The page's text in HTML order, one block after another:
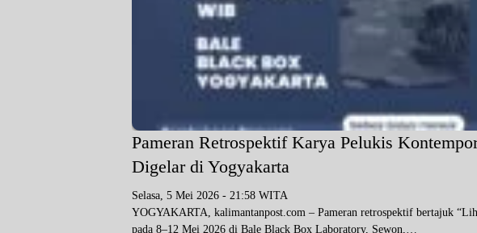
Pameran Retrospektif Karya Pelukis
Digelar di Yogyakarta
Selasa, 5 Mei 2026 - 21:58 WITA
YOGYAKARTA, kalimantanpost.com – Pameran retrospektif bertajuk
pada 8–12 Mei 2026 di Bale Black Box Laboratory, Sewon,…